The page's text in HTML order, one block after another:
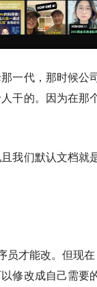
一代，那时候公
干的。因为在那
我们默认文档就
才能改。但现在
修改成自己需要